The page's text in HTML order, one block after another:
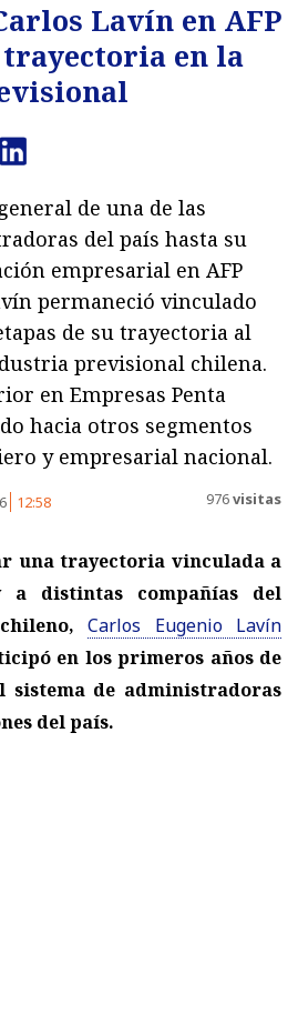
Lavín en AFP
en la
de una de las
del país hasta su
empresarial en AFP
permaneció vinculado
de su trayectoria al
previsional chilena.
en Empresas Penta
hacia otros segmentos
y empresarial nacional.
12:58 976visitas
una trayectoria vinculada a
a distintas compañías del
Carlos Eugenio Lavín
en los primeros años de
sistema de administradoras
del país.